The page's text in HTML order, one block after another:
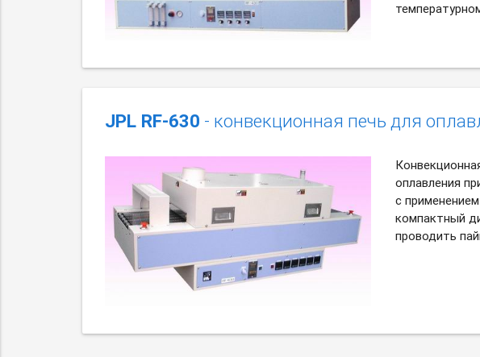
JPL RF-630 - конвекционная печь для
оплавления
с
компактный
проводить